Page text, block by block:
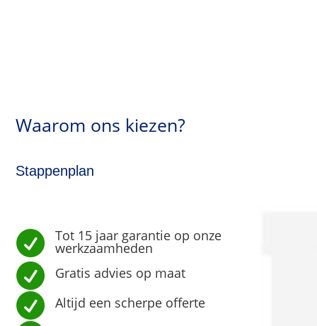
Waarom ons kiezen?
Stappenplan
 Tot 15 jaar garantie op onze
werkzaamheden
 Gratis advies op maat
 Altijd een scherpe offerte